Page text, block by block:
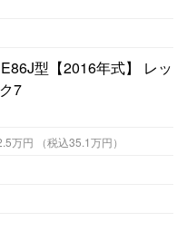
税抜 32.5万円 （税込35.1万円）